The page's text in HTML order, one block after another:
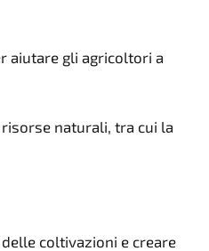
aiutare gli agricoltori a
naturali, tra cui la
coltivazioni e creare